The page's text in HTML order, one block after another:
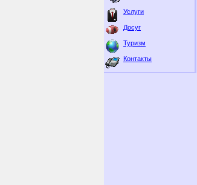
Услуги
Досуг
Туризм
Контакты